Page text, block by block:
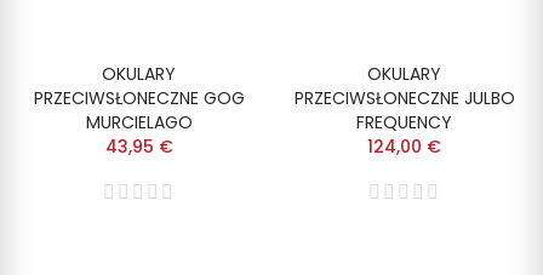
OKULARY
PRZECIWSŁONECZNE GOG
MURCIELAGO
43,95 €
OKULARY
PRZECIWSŁONECZNE JULBO
FREQUENCY
124,00 €